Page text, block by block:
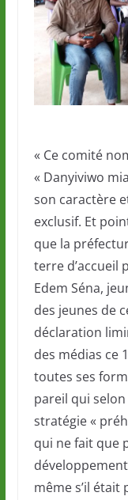
« Ce comité
« Danyiviwo
son caractère
exclusif. Et
que la
terre d’accueil
Edem Séna,
des jeunes de
déclaration
des médias ce
toutes ses
pareil qui selon
stratégie «
qui ne fait que
même s’il